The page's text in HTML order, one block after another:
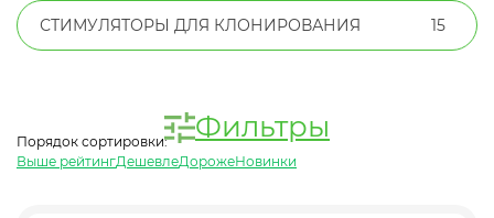
СТИМУЛЯТОРЫ ДЛЯ КЛОНИРОВАНИЯ 15
Фильтры
Порядок сортировки:
Выше рейтингДешевлеДорожеНовинки